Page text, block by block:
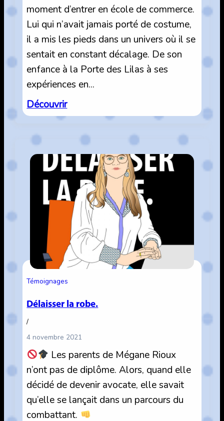
moment d’entrer en école de commerce.
Lui qui n’avait jamais porté de costume,
il a mis les pieds dans un univers où il se
sentait en constant décalage. De son
enfance à la Porte des Lilas à ses
expériences en…
Découvrir:
École
:
s’endetter
à
20
ans.
Témoignages
Délaisser la robe.
/
4 novembre 2021
Les parents de Mégane Rioux
n’ont pas de diplôme. Alors, quand elle
décidé de devenir avocate, elle savait
qu’elle se lançait dans un parcours du
combattant.